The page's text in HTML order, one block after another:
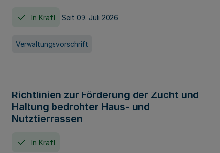
In Kraft Seit 09. Juli 2026
Verwaltungsvorschrift
Richtlinien zur Förderung der Zucht und
Haltung bedrohter Haus- und
Nutztierrassen
In Kraft